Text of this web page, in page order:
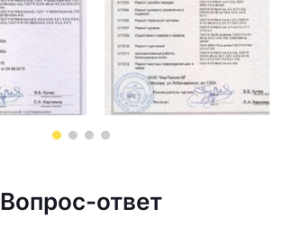
Вопрос-ответ